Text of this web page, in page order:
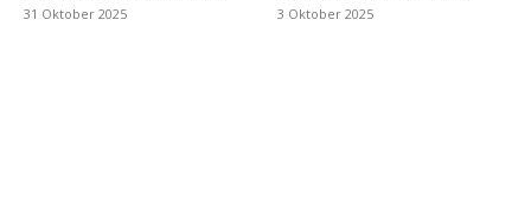
31 Oktober 2025
3 Oktober 2025